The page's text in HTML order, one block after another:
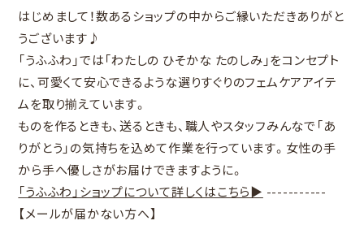
はじめまして！数あるショップの中からご縁いただきありがと
うございます♪
「うふふわ」では「わたしの ひそかな たのしみ」をコンセプト
に、可愛くて安心できるような選りすぐりのフェムケアアイテ
ムを取り揃えています。
ものを作るときも、送るときも、職人やスタッフみんなで「あ
りがとう」の気持ちを込めて作業を行っています。女性の手
から手へ優しさがお届けできますように。
「うふふわ」ショップについて詳しくはこちら▶ -----------
【メールが届かない方へ】